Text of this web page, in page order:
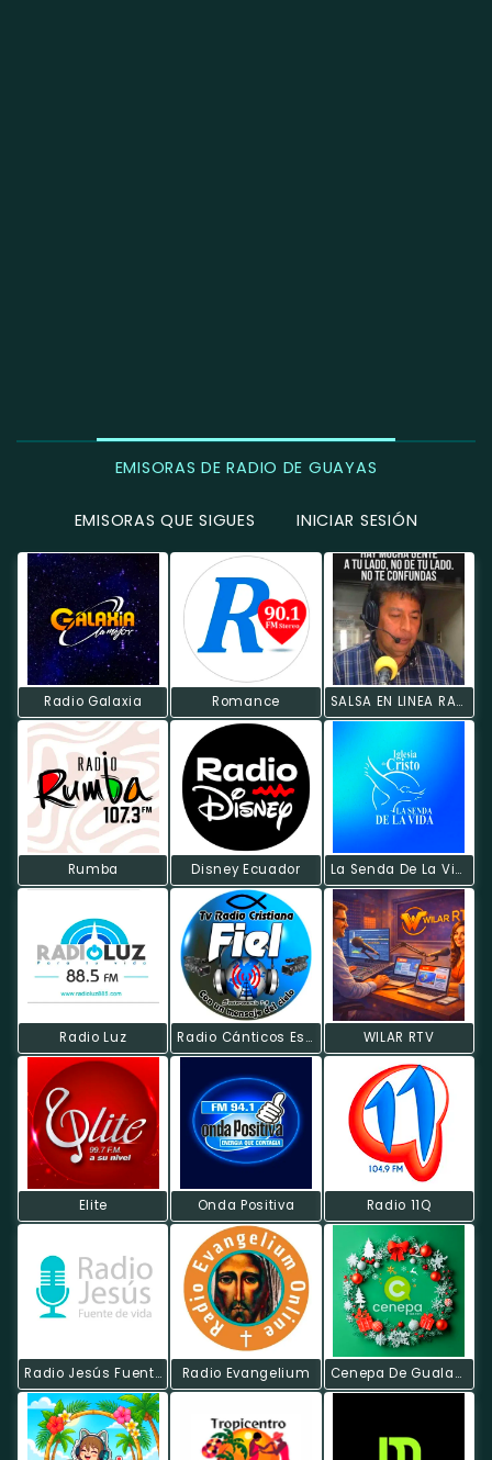
EMISORAS DE RADIO DE GUAYAS
EMISORAS QUE SIGUES INICIAR SESIÓN
Radio Galaxia Romance SALSA EN LINEA RADIOTV
Rumba Disney Ecuador La Senda De La Vida
Radio Luz Radio Cánticos Espirituales WILAR RTV
Elite Onda Positiva Radio 11Q
Radio Jesús Fuente De Vida Radio Evangelium Cenepa De Gualaquiza